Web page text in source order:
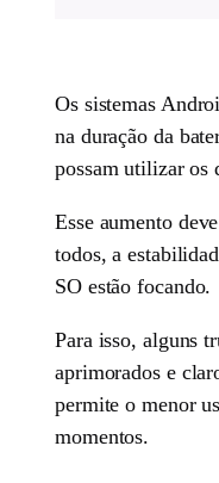
Os sistemas
na duração da
possam utilizar os
Esse aumento
todos, a
SO estão focando.
Para isso, alguns
aprimorados e
permite o menor
momentos.